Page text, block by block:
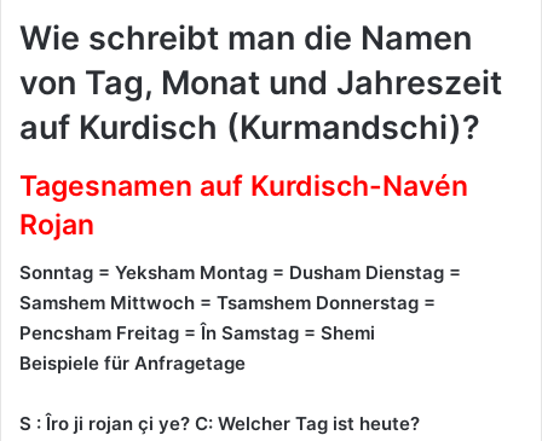
i
l
Wie schreibt man die Namen
von Tag, Monat und Jahreszeit
auf Kurdisch (Kurmandschi)?
Tagesnamen auf Kurdisch-Navén
Rojan
Sonntag = Yeksham Montag = Dusham Dienstag =
Samshem Mittwoch = Tsamshem Donnerstag =
Pencsham Freitag = În Samstag = Shemi
Beispiele für Anfragetage
S : Îro ji rojan çi ye? C: Welcher Tag ist heute?